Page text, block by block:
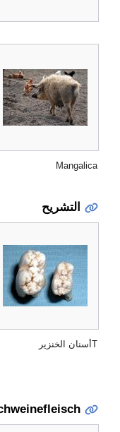
Mangalica
التشريح
Tأسنان الخنزير